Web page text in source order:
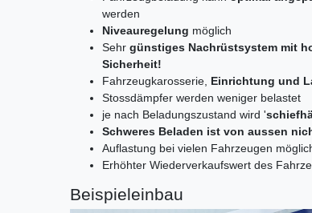
werden
Niveauregelung möglich
Sehr günstiges Nachrüstsystem mit
Sicherheit!
Fahrzeugkarosserie, Einrichtung und
Stossdämpfer werden weniger belastet
je nach Beladungszustand wird '
Schweres Beladen ist von aussen
Auflastung bei vielen Fahrzeugen
Erhöhter Wiederverkaufswert des
Beispieleinbau